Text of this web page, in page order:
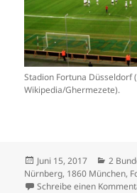
Stadion Fortuna Düsseldorf
Wikipedia/Ghermezete).
Veröffentlicht
am
Juni 15, 2017 2
Nürnberg, 1860 München,
Schreibe einen